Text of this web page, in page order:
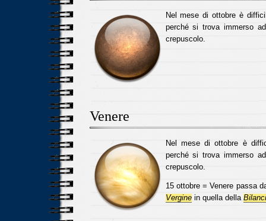
Nel mese di ottobre è
perché si trova immerso
crepuscolo.
Venere
Nel mese di ottobre è
perché si trova immerso
crepuscolo.
15 ottobre = Venere passa
Verginein quella della